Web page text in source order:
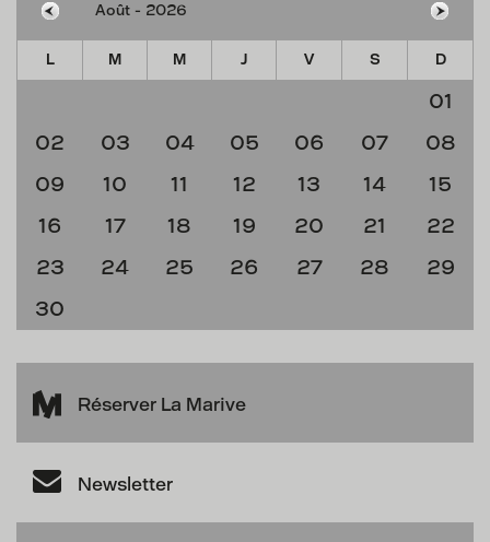
L M M J V S D
01
02
03 04 05 06 07
08
09
10 11 12 13 14
15
16
17 18 19 20 21
22
23
24 25 26 27 28
29
30
Réserver La Marive
Newsletter